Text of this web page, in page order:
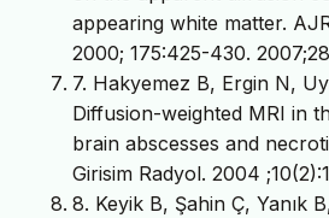
appearing white matter.
2000; 175:425-430.
7. Hakyemez B, Ergin N,
Diffusion-weighted MRI in
brain abscesses and
Girisim Radyol. 2004
8. Keyik B, Şahin Ç, Yanık